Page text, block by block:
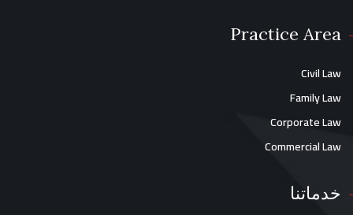
Practice Area
Civil Law
Family Law
Corporate Law
Commercial Law
خدماتنا